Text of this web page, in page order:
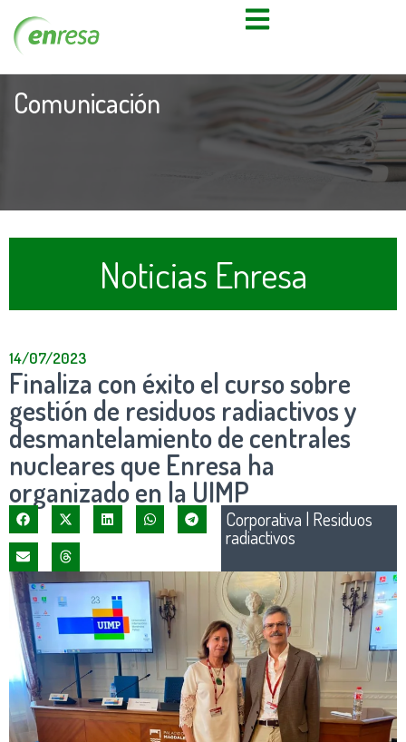
Comunicación
Noticias Enresa
14/07/2023
Finaliza con éxito el curso sobre
gestión de residuos radiactivos y
desmantelamiento de centrales
nucleares que Enresa ha
organizado en la UIMP
Corporativa | Residuos
radiactivos